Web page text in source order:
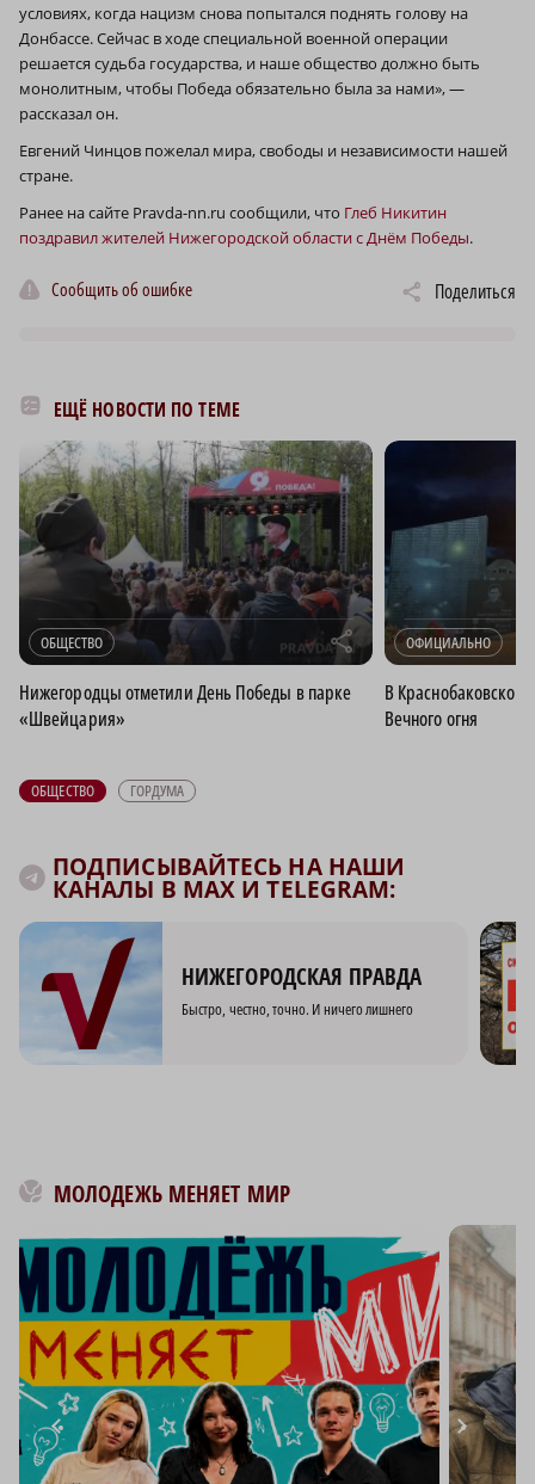
условиях, когда нацизм снова попытался поднять голову на
Донбассе. Сейчас в ходе специальной военной операции
решается судьба государства, и наше общество должно быть
монолитным, чтобы Победа обязательно была за нами», —
рассказал он.
Евгений Чинцов пожелал мира, свободы и независимости нашей
стране.
Ранее на сайте Pravda-nn.ru сообщили, что Глеб Никитин
поздравил жителей Нижегородской области с Днём Победы.
Сообщить об ошибке Поделиться
ЕЩЁ НОВОСТИ ПО ТЕМЕ
ОБЩЕСТВО r
Нижегородцы отметили День Победы в парке
«Швейцария»
ОФИЦИАЛЬНО
В Краснобаковском
Вечного огня
ОБЩЕСТВО ГОРДУМА
ПОДПИСЫВАЙТЕСЬ НА НАШИ
КАНАЛЫ В MAX И TELEGRAM:
НИЖЕГОРОДСКАЯ ПРАВДА
Быстро, честно, точно. И ничего лишнего
МОЛОДЕЖЬ МЕНЯЕТ МИР